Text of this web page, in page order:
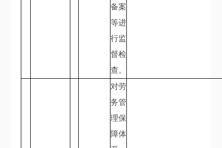
备案
等进
行监
督检
查。
对劳
务管
理保
障体